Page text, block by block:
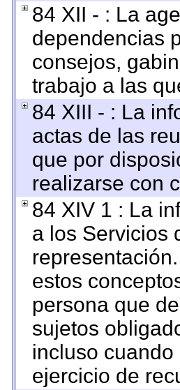
84 XII - : La
dependencias
consejos,
trabajo a las
84 XIII - : La
actas de las
que por
realizarse con
84 XIV 1 : La
a los Servicios
estos
persona que
sujetos
incluso
ejercicio de